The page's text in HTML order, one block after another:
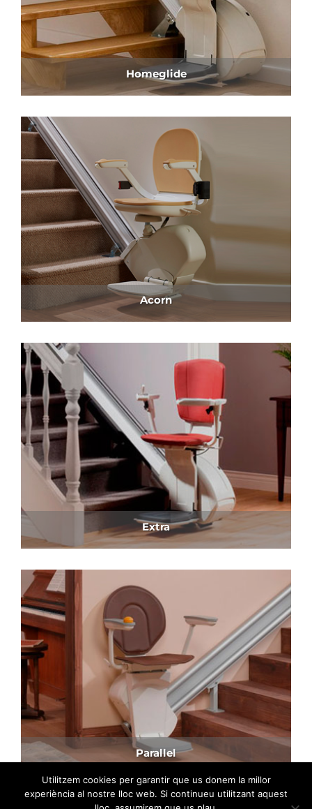
Homeglide
Acorn
Extra
Parallel
Utilitzem cookies per garantir que us donem la millor
experiència al nostre lloc web. Si continueu utilitzant aquest